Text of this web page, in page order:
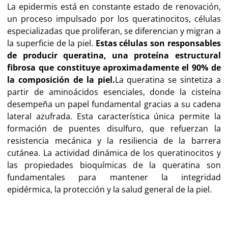
La epidermis está en constante estado de renovación,
un proceso impulsado por los queratinocitos, células
especializadas que proliferan, se diferencian y migran a
la superficie de la piel. Estas células son responsables
de producir queratina, una proteína estructural
fibrosa que constituye aproximadamente el 90% de
la composición de la piel.La queratina se sintetiza a
partir de aminoácidos esenciales, donde la cisteína
desempeña un papel fundamental gracias a su cadena
lateral azufrada. Esta característica única permite la
formación de puentes disulfuro, que refuerzan la
resistencia mecánica y la resiliencia de la barrera
cutánea. La actividad dinámica de los queratinocitos y
las propiedades bioquímicas de la queratina son
fundamentales para mantener la integridad
epidérmica, la protección y la salud general de la piel.